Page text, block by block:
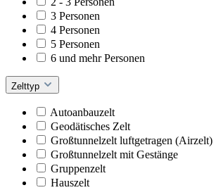
3 Personen
4 Personen
5 Personen
6 und mehr Personen
Zelttyp
Autoanbauzelt
Geodätisches Zelt
Großtunnelzelt luftgetragen (Airzelt)
Großtunnelzelt mit Gestänge
Gruppenzelt
Hauszelt